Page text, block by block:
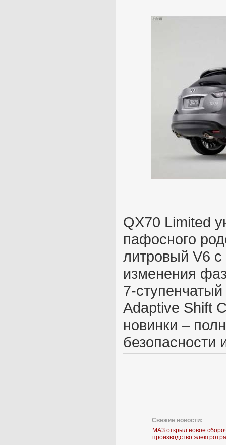
QX70 Limited
пафосного
литровый V6
изменения
7-
Adaptive Shift
новинки –
Свежие новости:
МАЗ открыл новое
производство